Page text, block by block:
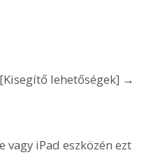
lehetőségek] →
iPad eszközén ezt